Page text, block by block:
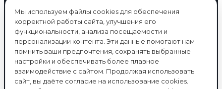
Дизайнерам и архитекторам
Интерьеры
Главное
Контакты
Политика конфиденциальности
Мы используем файлы cookies для обеспечения
корректной работы сайта, улучшения его
функциональности, анализа посещаемости и
персонализации контента. Эти данные помогают нам
помнить ваши предпочтения, сохранять выбранные
настройки и обеспечивать более плавное
взаимодействие с сайтом. Продолжая использовать
сайт, вы даёте согласие на использование cookies.